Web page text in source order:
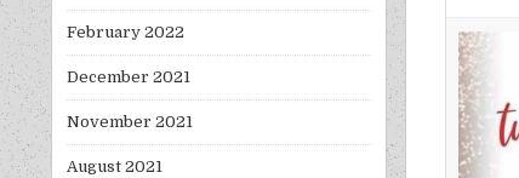
February 2022
December 2021
November 2021
August 2021